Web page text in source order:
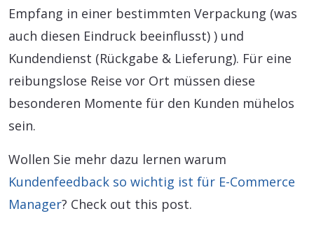
Empfang in einer bestimmten Verpackung (was
auch diesen Eindruck beeinflusst) ) und
Kundendienst (Rückgabe & Lieferung). Für eine
reibungslose Reise vor Ort müssen diese
besonderen Momente für den Kunden mühelos
sein.
Wollen Sie mehr dazu lernen warum
Kundenfeedback so wichtig ist für E-Commerce
Manager? Check out this post.